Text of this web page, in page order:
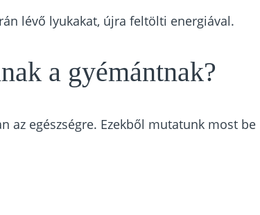
lévő lyukakat, újra feltölti energiával.
a gyémántnak?
az egészségre. Ezekből mutatunk most be